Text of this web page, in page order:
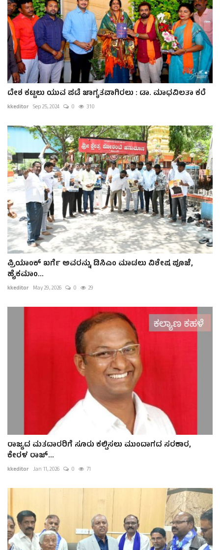
ದೇಶ ಕಟ್ಟಲು ಯುವ ಪಡೆ ಜಾಗೃತವಾಗಿರಲು : ಡಾ. ಮಾಧವಿಲತಾ ಕರೆ
kkeditor Sep 25, 2024 0 310
ಪ್ರಿಯಾಂಕ್ ಖರ್ಗೆ ಅವರನ್ನು ಡಿಸಿಎಂ ಮಾಡಲು ವಿಶೇಷ ಪೂಜೆ,
ಹೈಕಮಾಂ...
kkeditor May 29, 2026 0 29
ರಾಜ್ಯದ ಮತದಾರರಿಗೆ ಸೂರು ಕಲ್ಪಿಸಲು ಮುಂದಾಗದ ಸರಕಾರ,
ಕೇರಳ ರಾಜ್...
kkeditor Jan 11, 2026 0 71